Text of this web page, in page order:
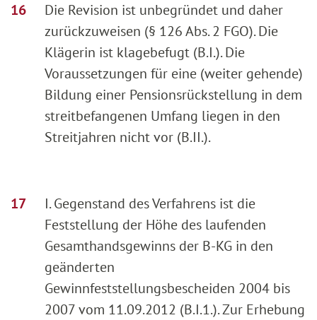
Die Revision ist unbegründet und daher
zurückzuweisen (§ 126 Abs. 2 FGO). Die
Klägerin ist klagebefugt (B.I.). Die
Voraussetzungen für eine (weiter gehende)
Bildung einer Pensionsrückstellung in dem
streitbefangenen Umfang liegen in den
Streitjahren nicht vor (B.II.).
I. Gegenstand des Verfahrens ist die
Feststellung der Höhe des laufenden
Gesamthandsgewinns der B-KG in den
geänderten
Gewinnfeststellungsbescheiden 2004 bis
2007 vom 11.09.2012 (B.I.1.). Zur Erhebung